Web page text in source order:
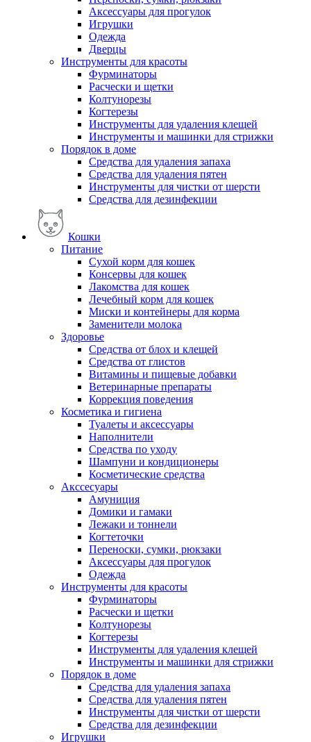
Аксессуары для прогулок
Игрушки
Одежда
Дверцы
Инструменты для красоты
Фурминаторы
Расчески и щетки
Колтунорезы
Когтерезы
Инструменты для удаления клещей
Инструменты и машинки для стрижки
Порядок в доме
Средства для удаления запаха
Средства для удаления пятен
Инструменты для чистки от шерсти
Средства для дезинфекции
Кошки
Питание
Сухой корм для кошек
Консервы для кошек
Лакомства для кошек
Лечебный корм для кошек
Миски и контейнеры для корма
Заменители молока
Здоровье
Средства от блох и клещей
Средства от глистов
Витамины и пищевые добавки
Ветеринарные препараты
Коррекция поведения
Косметика и гигиена
Туалеты и аксессуары
Наполнители
Средства по уходу
Шампуни и кондиционеры
Косметические средства
Акссесуары
Амуниция
Домики и гамаки
Лежаки и тоннели
Когтеточки
Переноски, сумки, рюкзаки
Аксессуары для прогулок
Одежда
Инструменты для красоты
Фурминаторы
Расчески и щетки
Колтунорезы
Когтерезы
Инструменты для удаления клещей
Инструменты и машинки для стрижки
Порядок в доме
Средства для удаления запаха
Средства для удаления пятен
Инструменты для чистки от шерсти
Средства для дезинфекции
Игрушки